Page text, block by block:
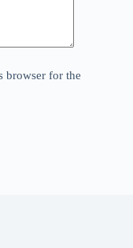
browser for the